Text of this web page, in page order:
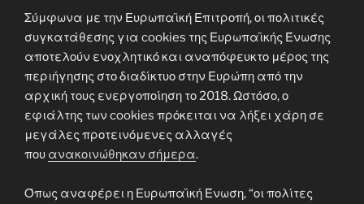
Σύμφωνα με την Ευρωπαϊκή Επιτροπή, οι πολιτικές
συγκατάθεσης για cookies της Ευρωπαϊκής Ένωσης
αποτελούν ενοχλητικό και αναπόφευκτο μέρος της
περιήγησης στο διαδίκτυο στην Ευρώπη από την
αρχική τους ενεργοποίηση το 2018. Ωστόσο, ο
εφιάλτης των cookies πρόκειται να λήξει χάρη σε
μεγάλες προτεινόμενες αλλαγές
που ανακοινώθηκαν σήμερα.
Όπως αναφέρει η Ευρωπαϊκή Ένωση, “οι πολίτες